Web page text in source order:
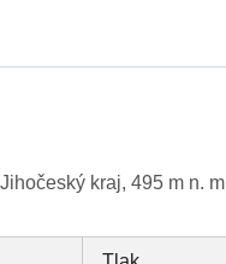
kraj, 495 m n.